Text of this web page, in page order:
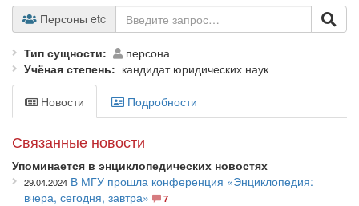
Персоны etc
Тип сущности
персона
Учёная степень
кандидат юридических наук
Новости Подробности
Связанные новости
Упоминается в энциклопедических новостях
29.04.2024 В МГУ прошла конференция «Энциклопедия:
вчера, сегодня, завтра»
7